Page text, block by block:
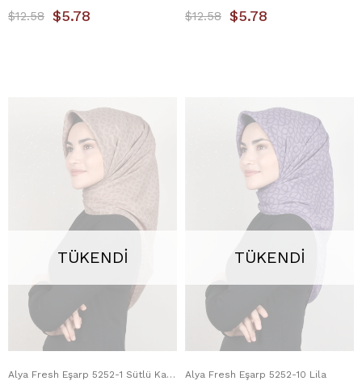
$5.78
$12.58 $5.78
$12.58
TÜKENDI
Alya Fresh Eşarp 5252-1 Sütlü Kahve
TÜKENDI
Alya Fresh Eşarp 5252-10 Lila